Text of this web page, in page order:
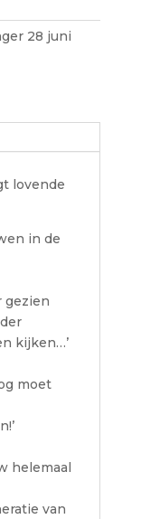
28 juni
lovende
in de
gezien
kijken…’
moet
helemaal
van